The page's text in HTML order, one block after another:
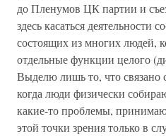
до Пленумов ЦК партии и
здесь касаться деятельности
состоящих из многих людей,
отдельные функции целого
Выделю лишь то, что
когда люди физически
какие-то проблемы,
этой точки зрения только в